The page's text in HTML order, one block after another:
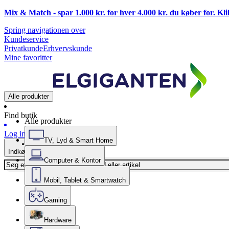
Mix & Match - spar 1.000 kr. for hver 4.000 kr. du køber for.
Spring navigationen over
Kundeservice
PrivatkundeErhvervskunde
Mine favoritter
Alle produkter
Find butik
Log ind
Indkøbskurv
Alle produkter
TV, Lyd & Smart Home
Computer & Kontor
Mobil, Tablet & Smartwatch
Gaming
Hardware